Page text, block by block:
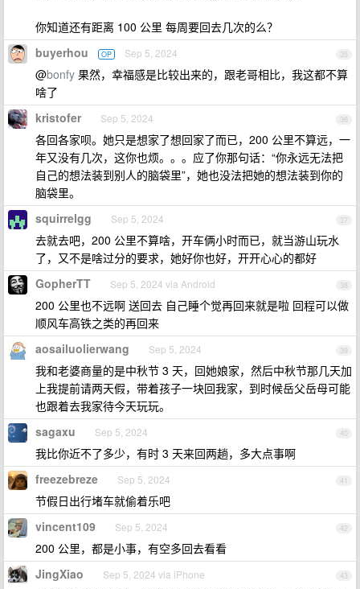
你知道还有距离 100 公里 每周要回去几次的么？
35
buyerhou OP Sep 5, 2024
@bonfy 果然，幸福感是比较出来的，跟老哥相比，我这都不算
啥了
36
kristofer Sep 5, 2024
各回各家呗。她只是想家了想回家了而已，200 公里不算远，一
年又没有几次，这你也烦。。。应了你那句话：“你永远无法把
自己的想法装到别人的脑袋里”，她也没法把她的想法装到你的
脑袋里。
37
squirrelgg Sep 5, 2024
去就去吧，200 公里不算啥，开车俩小时而已，就当游山玩水
了，又不是啥过分的要求，她好你也好，开开心心的都好
38
GopherTT Sep 5, 2024 via Android
200 公里也不远啊 送回去 自己睡个觉再回来就是啦 回程可以做
顺风车高铁之类的再回来
39
aosailuolierwang Sep 5, 2024
我和老婆商量的是中秋节 3 天，回她娘家，然后中秋节那几天加
上我提前请两天假，带着孩子一块回我家，到时候岳父岳母可能
也跟着去我家待今天玩玩。
40
sagaxu Sep 5, 2024
我比你近不了多少，有时 3 天来回两趟，多大点事啊
41
freezebreze Sep 5, 2024
节假日出行堵车就偷着乐吧
42
vincent109 Sep 5, 2024
200 公里，都是小事，有空多回去看看
43
JingXiao Sep 5, 2024 via iPhone